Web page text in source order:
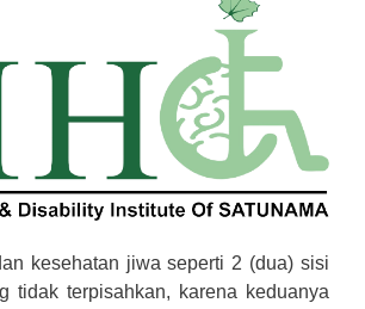
kesehatan jiwa seperti 2 (dua) sisi
tidak terpisahkan, karena keduanya